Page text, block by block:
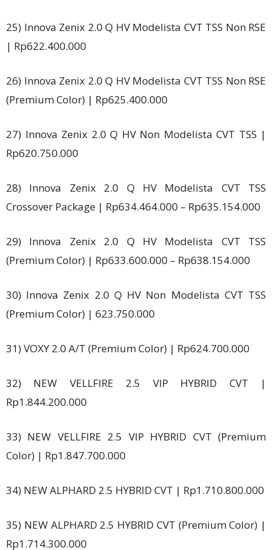
25) Innova Zenix 2.0 Q HV Modelista CVT TSS Non RSE
| Rp622.400.000
26) Innova Zenix 2.0 Q HV Modelista CVT TSS Non RSE
(Premium Color) | Rp625.400.000
27) Innova Zenix 2.0 Q HV Non Modelista CVT TSS |
Rp620.750.000
28) Innova Zenix 2.0 Q HV Modelista CVT TSS
Crossover Package | Rp634.464.000 – Rp635.154.000
29) Innova Zenix 2.0 Q HV Modelista CVT TSS
(Premium Color) | Rp633.600.000 – Rp638.154.000
30) Innova Zenix 2.0 Q HV Non Modelista CVT TSS
(Premium Color) | 623.750.000
31) VOXY 2.0 A/T (Premium Color) | Rp624.700.000
32) NEW VELLFIRE 2.5 VIP HYBRID CVT |
Rp1.844.200.000
33) NEW VELLFIRE 2.5 VIP HYBRID CVT (Premium
Color) | Rp1.847.700.000
34) NEW ALPHARD 2.5 HYBRID CVT | Rp1.710.800.000
35) NEW ALPHARD 2.5 HYBRID CVT (Premium Color) |
Rp1.714.300.000